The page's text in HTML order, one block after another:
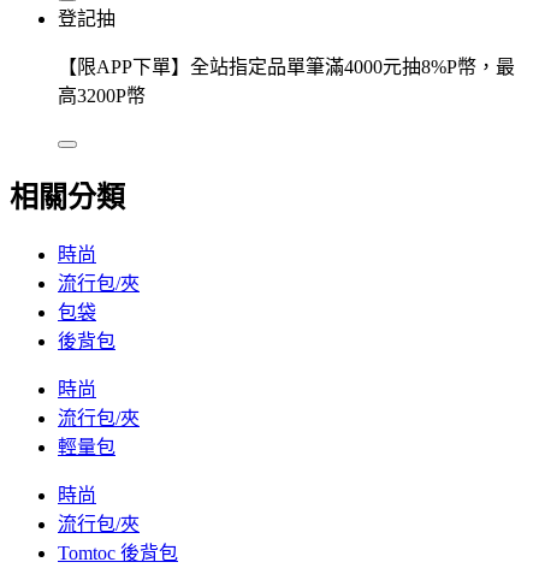
登記抽
【限APP下單】全站指定品單筆滿4000元抽8%P幣，最
高3200P幣
相關分類
時尚
流行包/夾
包袋
後背包
時尚
流行包/夾
輕量包
時尚
流行包/夾
Tomtoc 後背包